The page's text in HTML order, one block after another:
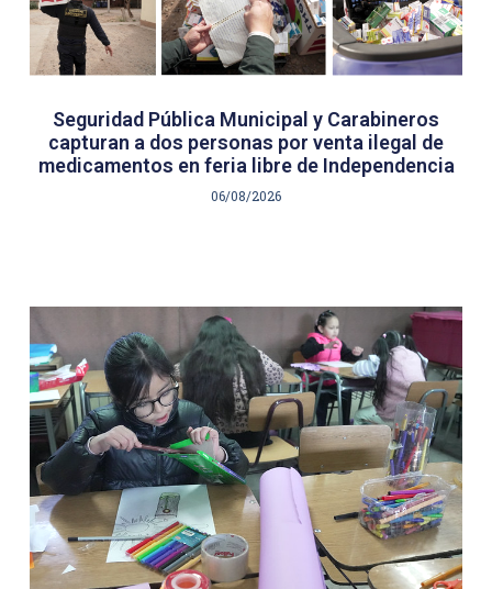
Seguridad Pública Municipal y Carabineros
capturan a dos personas por venta ilegal de
medicamentos en feria libre de Independencia
06/08/2026